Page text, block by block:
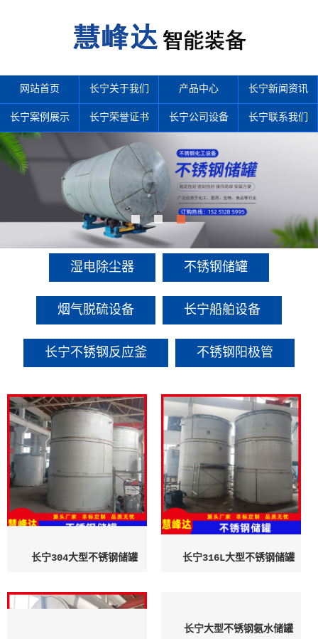
网站首页 长宁关于我们 产品中心 长宁新闻资讯
长宁案例展示 长宁荣誉证书 长宁公司设备 长宁联系我们
产品中心
多年来诚信服务每一位客户，以至诚用心，缔造优良品质。
湿电除尘器 不锈钢储罐
烟气脱硫设备 长宁船舶设备
长宁不锈钢反应釜 不锈钢阳极管
长宁304大型不锈钢储罐 长宁316L大型不锈钢储罐